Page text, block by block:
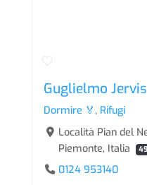
Guglielmo Jervis
Dormire 🏅 , Rifugi
Località Pian del
Piemonte, Italia
0124 953140